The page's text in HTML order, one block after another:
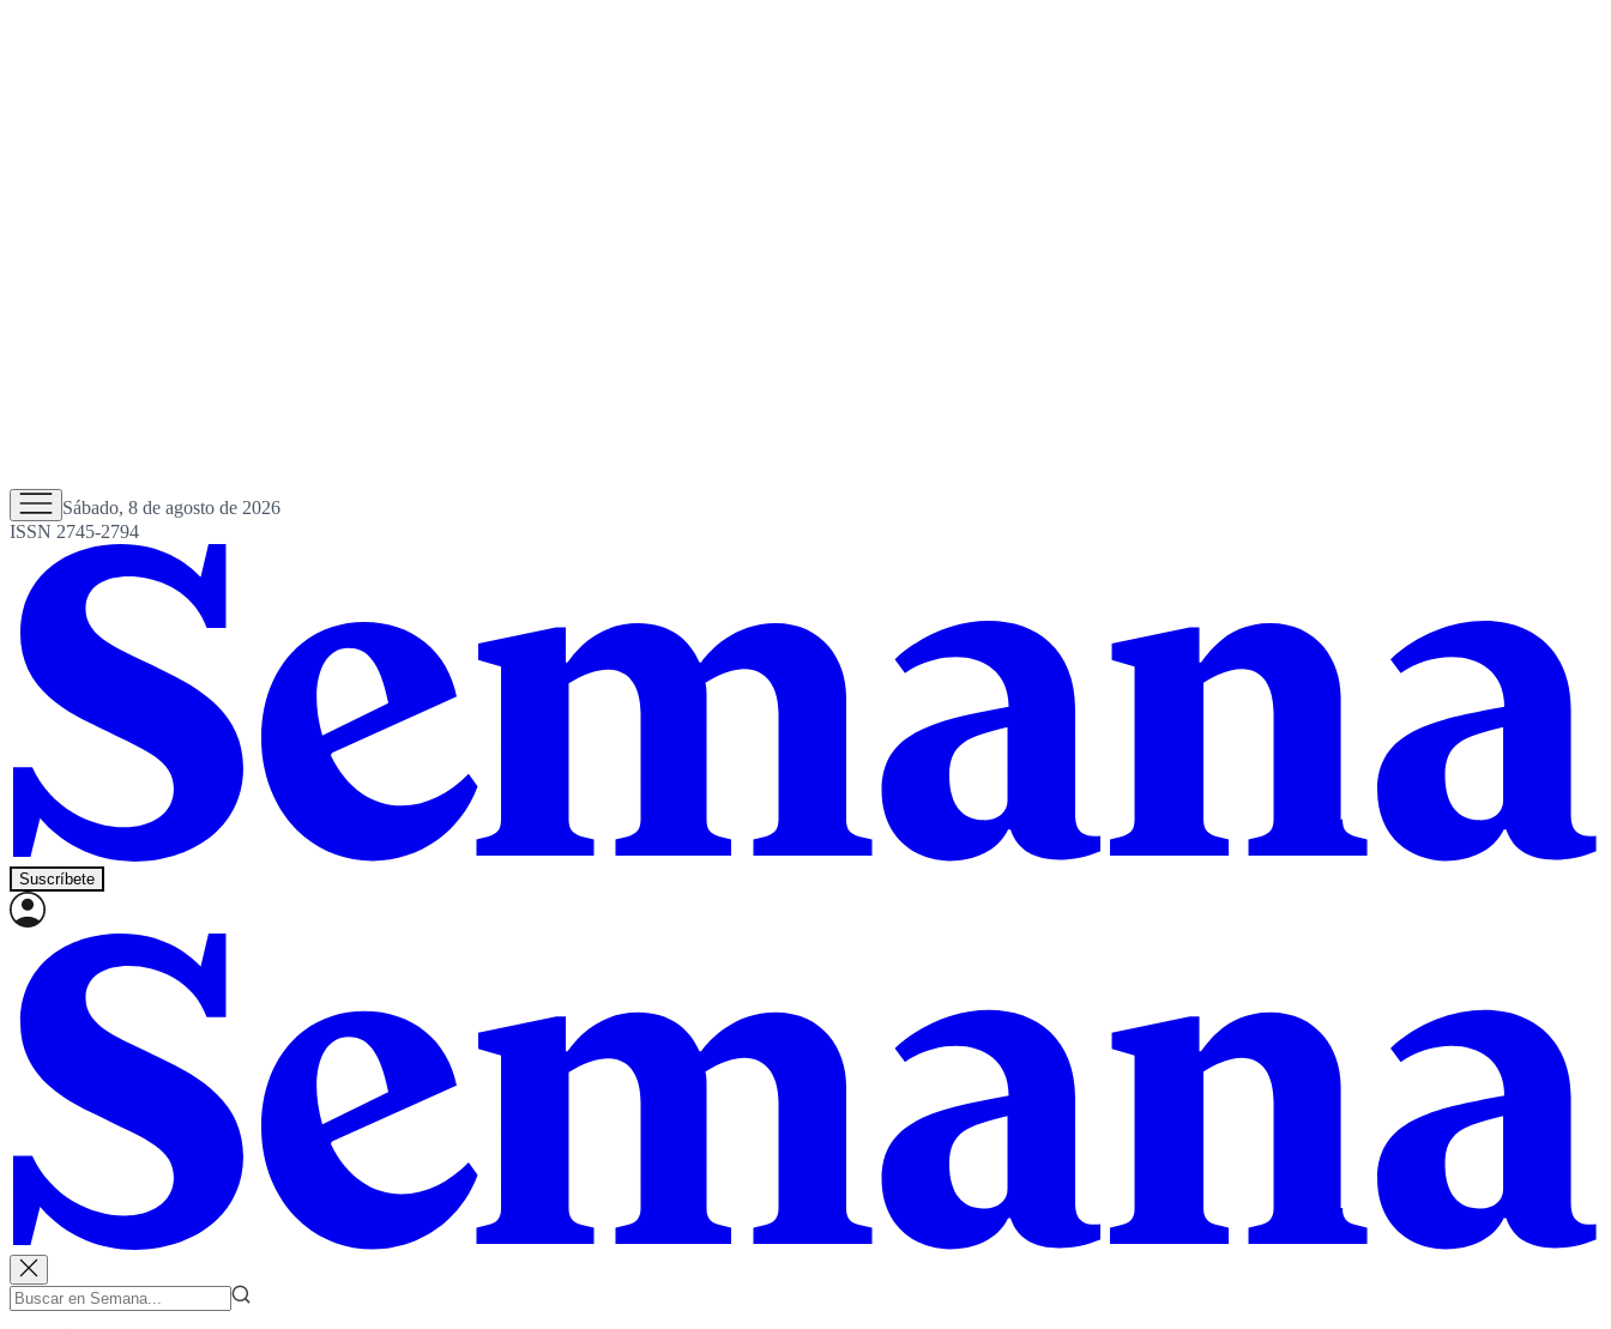
Sábado, 8 de agosto de 2026
ISSN 2745-2794
Suscríbete